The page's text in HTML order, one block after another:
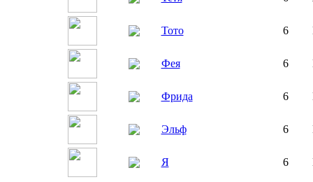
Тото 6
Фея 6
Фрида 6
Эльф 6
Я 6